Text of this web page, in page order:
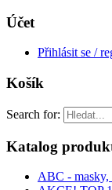
Účet
Přihlásit se /
Košík
Search for:
Katalog
ABC - masky,